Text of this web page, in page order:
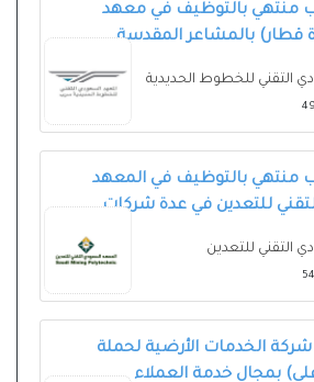
منتهي بالتوظيف في معهد
قطار) بالمشاعر المقدسة
التقني للخطوط الحديدية
منتهي بالتوظيف في المعهد
للتعدين في عدة شركات
التقني للتعدين
الخدمات الأرضية لحملة
بمجال خدمة العملاء